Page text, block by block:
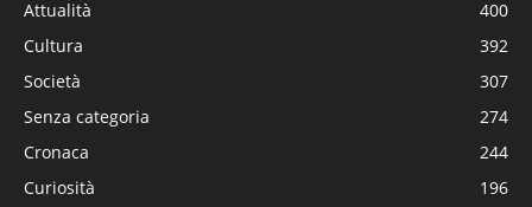
Attualità
400
Cultura
392
Società
307
Senza categoria
274
Cronaca
244
Curiosità
196